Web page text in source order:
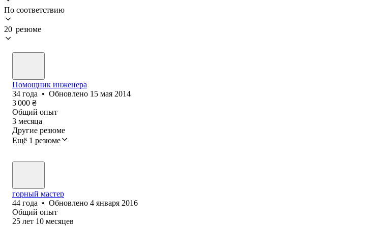
По соответствию
20 резюме
Помощник инженера
34 года • Обновлено 15 мая 2014
3 000 ₴
Общий опыт
3 месяца
Другие резюме
Ещё 1 резюме
горный мастер
44 года • Обновлено 4 января 2016
Общий опыт
25 лет 10 месяцев